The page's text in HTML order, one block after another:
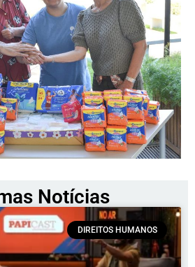
Notícias
DIREITOS HUMANOS